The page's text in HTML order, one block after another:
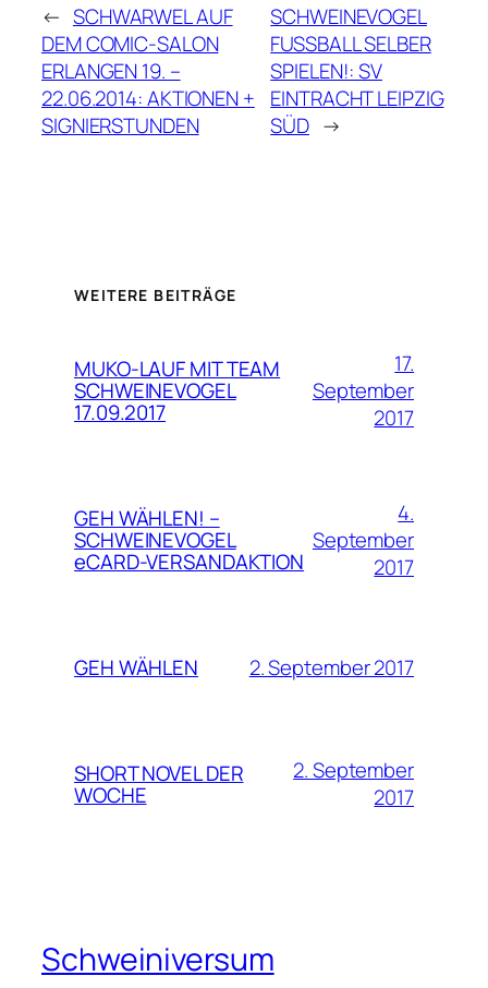
← SCHWARWEL AUF
DEM COMIC-SALON
ERLANGEN 19. –
22.06.2014: AKTIONEN +
SIGNIERSTUNDEN
SCHWEINEVOGEL
FUSSBALL SELBER
SPIELEN!: SV
EINTRACHT LEIPZIG
SÜD →
WEITERE BEITRÄGE
MUKO-LAUF MIT TEAM
SCHWEINEVOGEL
17.09.2017
17.
September
2017
GEH WÄHLEN! –
SCHWEINEVOGEL
eCARD-VERSANDAKTION
4.
September
2017
GEH WÄHLEN 2. September 2017
SHORT NOVEL DER
WOCHE
2. September
2017
Schweiniversum